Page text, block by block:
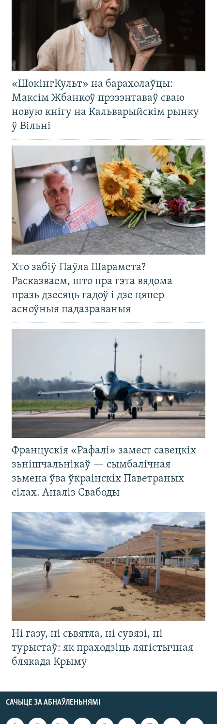
«ШокінгКульт» на барахолаўцы:
Максім Жбанкоў прэзэнтаваў сваю
новую кнігу на Кальварыйскім рынку
ў Вільні
Хто забіў Паўла Шарамета?
Расказваем, што пра гэта вядома
празь дзесяць гадоў і дзе цяпер
асноўныя падазраваныя
Францускія «Рафалі» замест савецкіх
зьнішчальнікаў — сымбалічная
зьмена ўва ўкраінскіх Паветраных
сілах. Аналіз Свабоды
Ні газу, ні сьвятла, ні сувязі, ні
турыстаў: як праходзіць лягістычная
блякада Крыму
САЧЫЦЕ ЗА АБНАЎЛЕНЬНЯМІ